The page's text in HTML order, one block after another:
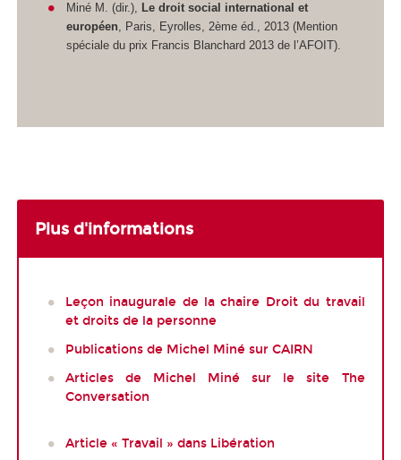
Miné M. (dir.), Le droit social international et
européen, Paris, Eyrolles, 2ème éd., 2013 (Mention
spéciale du prix Francis Blanchard 2013 de l’AFOIT).
Plus d'informations
Leçon inaugurale de la chaire Droit du travail
et droits de la personne
Publications de Michel Miné sur CAIRN
Articles de Michel Miné sur le site The
Conversation
Article « Travail » dans Libération